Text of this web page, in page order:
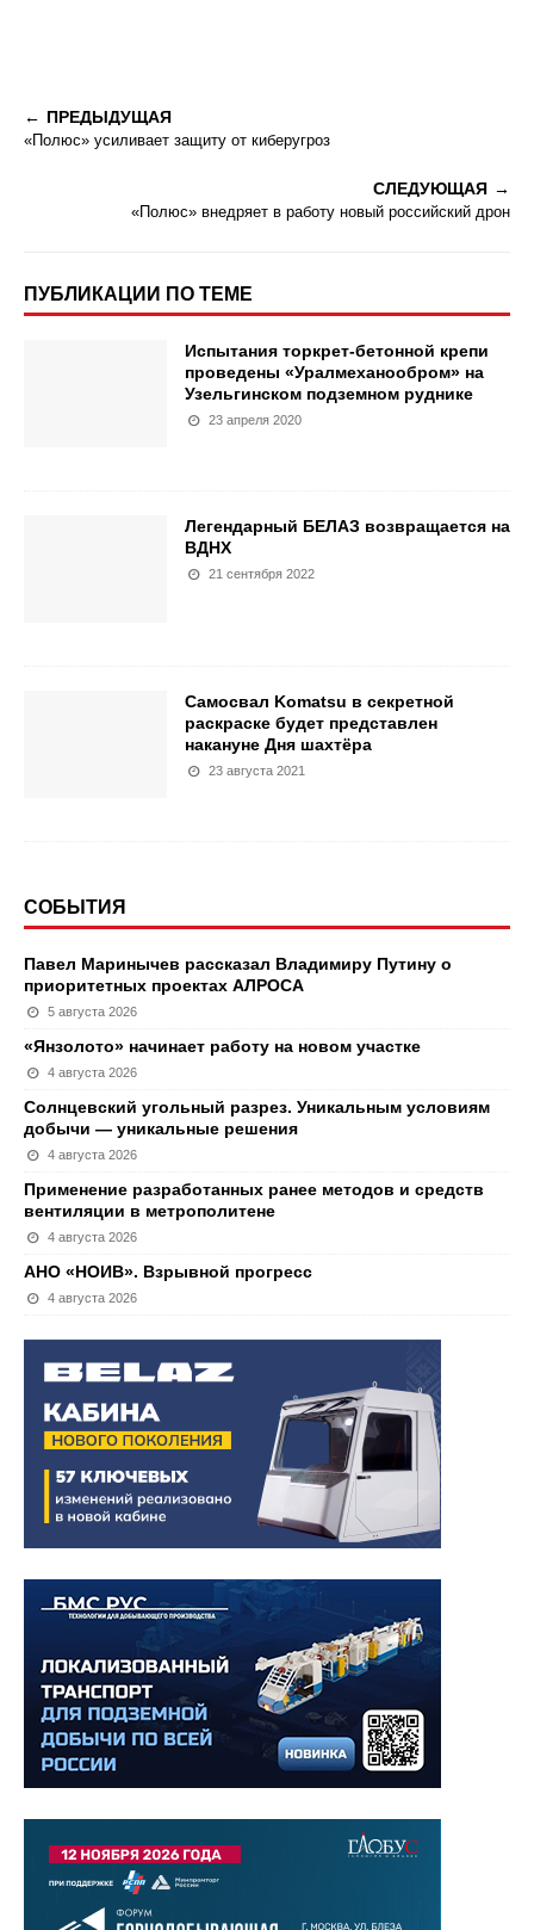
ПРЕДЫДУЩАЯ
«Полюс» усиливает защиту от киберугроз
СЛЕДУЮЩАЯ
«Полюс» внедряет в работу новый российский дрон
ПУБЛИКАЦИИ ПО ТЕМЕ
Испытания торкрет-бетонной крепи
проведены «Уралмеханообром» на
Узельгинском подземном руднике
23 апреля 2020
Легендарный БЕЛАЗ возвращается на
ВДНХ
21 сентября 2022
Самосвал Komatsu в секретной
раскраске будет представлен
накануне Дня шахтёра
23 августа 2021
СОБЫТИЯ
Павел Маринычев рассказал Владимиру Путину о
приоритетных проектах АЛРОСА
5 августа 2026
«Янзолото» начинает работу на новом участке
4 августа 2026
Солнцевский угольный разрез. Уникальным условиям
добычи — уникальные решения
4 августа 2026
Применение разработанных ранее методов и средств
вентиляции в метрополитене
4 августа 2026
АНО «НОИВ». Взрывной прогресс
4 августа 2026